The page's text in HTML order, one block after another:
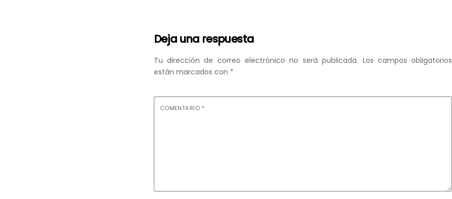
Deja una respuesta
Tu dirección de correo electrónico no será publicada. Los campos obligatorios
están marcados con *
COMENTARIO *